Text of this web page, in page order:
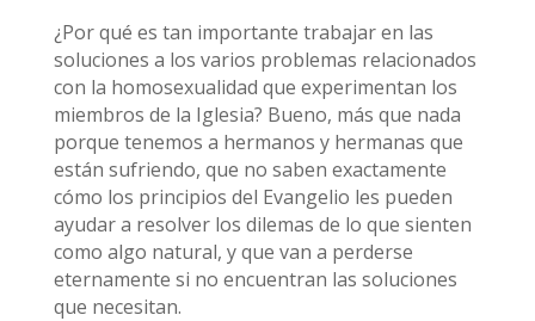
¿Por qué es tan importante trabajar en las
soluciones a los varios problemas relacionados
con la homosexualidad que experimentan los
miembros de la Iglesia? Bueno, más que nada
porque tenemos a hermanos y hermanas que
están sufriendo, que no saben exactamente
cómo los principios del Evangelio les pueden
ayudar a resolver los dilemas de lo que sienten
como algo natural, y que van a perderse
eternamente si no encuentran las soluciones
que necesitan.